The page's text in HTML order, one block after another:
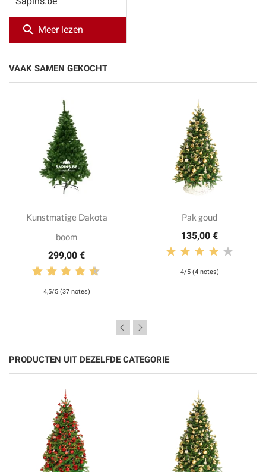
search Meer lezen
VAAK SAMEN GEKOCHT
Kunstmatige Dakota
boom
299,00 €
4,5/5 (37 notes)
Pak goud
135,00 €
4/5 (4 notes)
PRODUCTEN UIT DEZELFDE CATEGORIE